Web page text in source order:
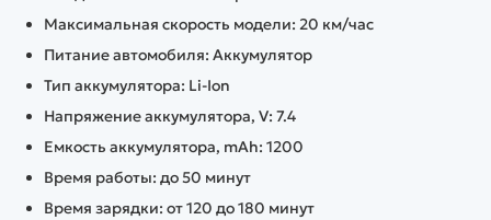
Максимальная скорость модели: 20 км/час
Питание автомобиля: Аккумулятор
Тип аккумулятора: Li-Ion
Напряжение аккумулятора, V: 7.4
Емкость аккумулятора, mAh: 1200
Время работы: до 50 минут
Время зарядки: от 120 до 180 минут